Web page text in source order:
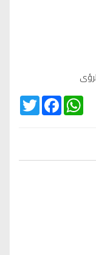
Twitter
FacebookWhatsApp